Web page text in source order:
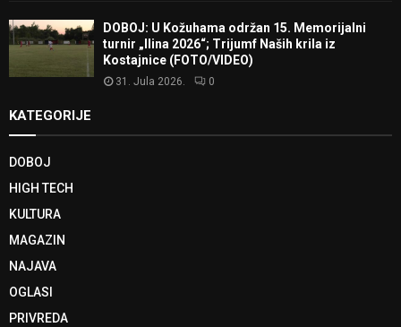
DOBOJ: U Kožuhama održan 15. Memorijalni
turnir „Ilina 2026“; Trijumf Naših krila iz
Kostajnice (FOTO/VIDEO)
31. Jula 2026. 0
KATEGORIJE
DOBOJ
HIGH TECH
KULTURA
MAGAZIN
NAJAVA
OGLASI
PRIVREDA